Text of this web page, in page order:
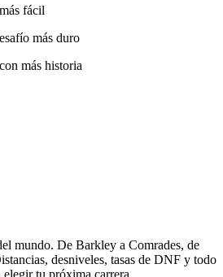
fácil
más duro
más historia
mundo. De Barkley a Comrades, de
desniveles, tasas de DNF y todo
tu próxima carrera.